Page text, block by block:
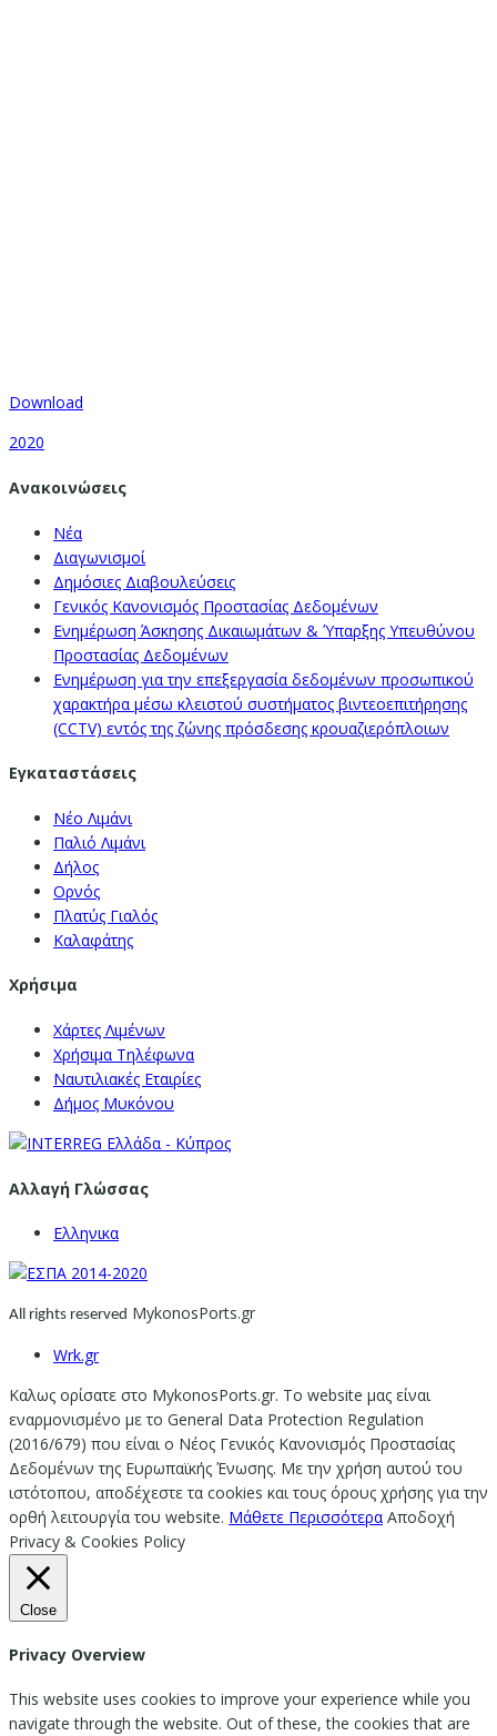
Download
2020
Ανακοινώσεις
Νέα
Διαγωνισμοί
Δημόσιες Διαβουλεύσεις
Γενικός Κανονισμός Προστασίας Δεδομένων
Ενημέρωση Άσκησης Δικαιωμάτων & Ύπαρξης Υπευθύνου
Προστασίας Δεδομένων
Ενημέρωση για την επεξεργασία δεδομένων προσωπικού
χαρακτήρα μέσω κλειστού συστήματος βιντεοεπιτήρησης
(CCTV) εντός της ζώνης πρόσδεσης κρουαζιερόπλοιων
Εγκαταστάσεις
Νέο Λιμάνι
Παλιό Λιμάνι
Δήλος
Ορνός
Πλατύς Γιαλός
Καλαφάτης
Χρήσιμα
Χάρτες Λιμένων
Χρήσιμα Τηλέφωνα
Ναυτιλιακές Εταιρίες
Δήμος Μυκόνου
Αλλαγή Γλώσσας
Ελληνικα
All rights reserved MykonosPorts.gr
Wrk.gr
Καλως ορίσατε στο MykonosPorts.gr. Το website μας είναι
εναρμονισμένο με το General Data Protection Regulation
(2016/679) που είναι ο Νέος Γενικός Κανονισμός Προστασίας
Δεδομένων της Ευρωπαϊκής Ένωσης. Με την χρήση αυτού του
ιστότοπου, αποδέχεστε τα cookies και τους όρους χρήσης για την
ορθή λειτουργία του website. Μάθετε Περισσότερα Αποδοχή
Privacy & Cookies Policy
Close
Privacy Overview
This website uses cookies to improve your experience while you
navigate through the website. Out of these, the cookies that are